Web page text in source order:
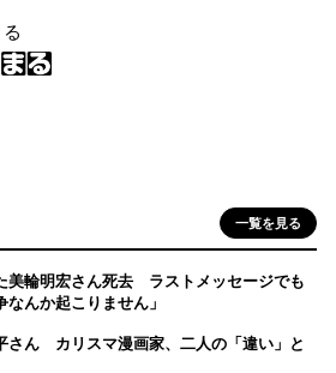
一覧を見る
美輪明宏さん死去 ラストメッセージでも
んか起こりません」
さん カリスマ漫画家、二人の「違い」と